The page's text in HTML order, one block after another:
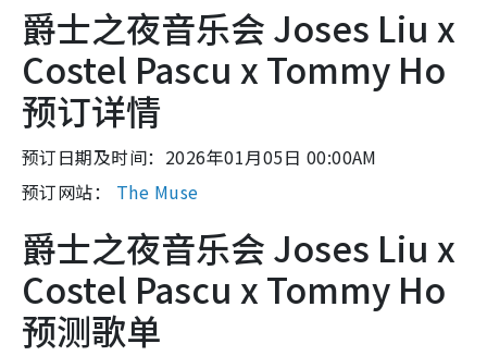
爵士之夜音乐会 Joses Liu x
Costel Pascu x Tommy Ho
预订详情
预订日期及时间：2026年01月05日 00:00AM
预订网站： The Muse
爵士之夜音乐会 Joses Liu x
Costel Pascu x Tommy Ho
预测歌单